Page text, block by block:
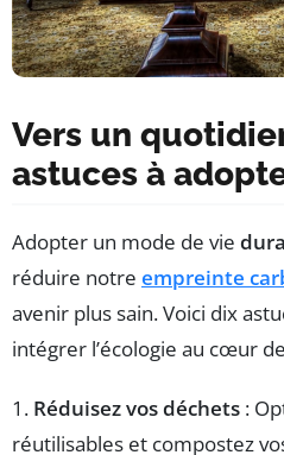
Vers un
astuces à
Adopter un mode de vie
réduire notre empreinte
avenir plus sain. Voici dix
intégrer l’écologie au cœur
1. Réduisez vos déchets :
réutilisables et compostez